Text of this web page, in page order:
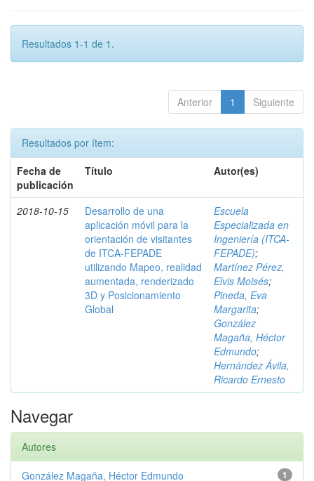
Resultados 1-1 de 1.
Anterior 1 Siguiente
Resultados por ítem:
Fecha de
publicación
Título Autor(es)
2018-10-15
Desarrollo de una
aplicación móvil para la
orientación de visitantes
de ITCA-FEPADE
utilizando Mapeo, realidad
aumentada, renderizado
3D y Posicionamiento
Global
Escuela
Especializada en
Ingeniería (ITCA-
FEPADE);
Martínez Pérez,
Elvis Moisés;
Pineda, Eva
Margarita;
González
Magaña, Héctor
Edmundo;
Hernández Ávila,
Ricardo Ernesto
Navegar
Autores
1
González Magaña, Héctor Edmundo